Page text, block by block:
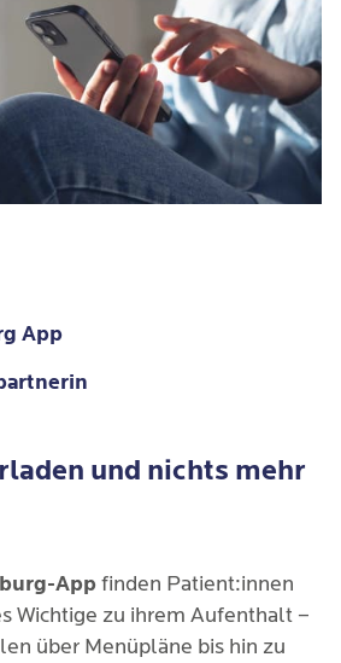
App
und nichts mehr
Appfinden Patient:innen
Wichtige zu ihrem Aufenthalt –
über Menüpläne bis hin zu